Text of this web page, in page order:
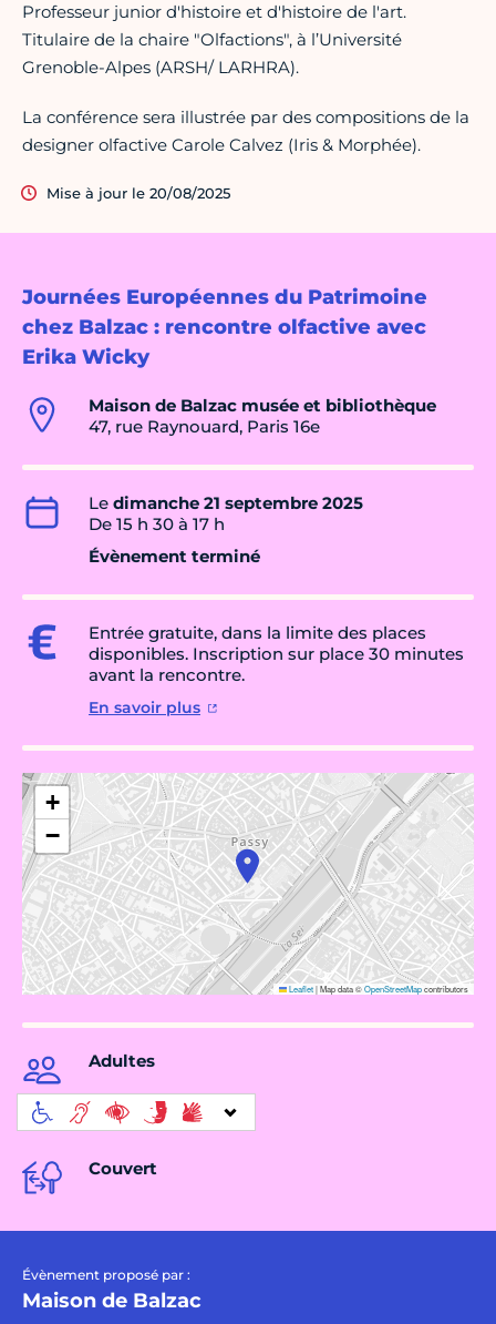
Journées Européennes du Patrimoine
chez Balzac : rencontre olfactive avec
Erika Wicky
Maison de Balzac musée et bibliothèque
47, rue Raynouard, Paris 16e
Le dimanche 21 septembre 2025
De 15 h 30 à 17 h
Évènement terminé
Entrée gratuite, dans la limite des places
disponibles. Inscription sur place 30 minutes
avant la rencontre.
En savoir plus
+
−
Leaflet|Map data ©OpenStreetMapcontributors
Adultes
Couvert
Évènement proposé par :
Maison de Balzac
Professeur junior d'histoire et d'histoire de l'art.
Titulaire de la chaire "Olfactions", à l’Université
Grenoble-Alpes (ARSH/ LARHRA).
La conférence sera illustrée par des compositions de la
designer olfactive Carole Calvez (Iris & Morphée).
Mise à jour le 20/08/2025